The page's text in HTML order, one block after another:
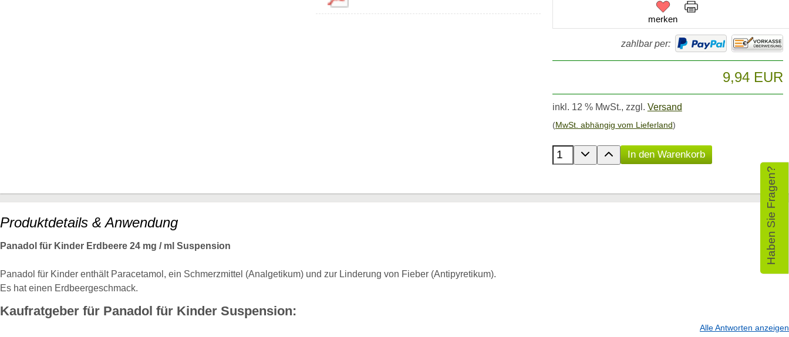
merken
zahlbar per:
9,94 EUR
inkl. 12 % MwSt., zzgl. Versand
(MwSt. abhängig vom Lieferland)
Anzahl der Produkte
In den Warenkorb
Produktdetails & Anwendung
Panadol für Kinder Erdbeere 24 mg / ml Suspension
Panadol für Kinder enthält Paracetamol, ein Schmerzmittel (Analgetikum) und zur Linderung von Fieber (Antipyretikum).
Es hat einen Erdbeergeschmack.
Kaufratgeber für Panadol für Kinder Suspension:
Alle Antworten anzeigen
Haben Sie Fragen?